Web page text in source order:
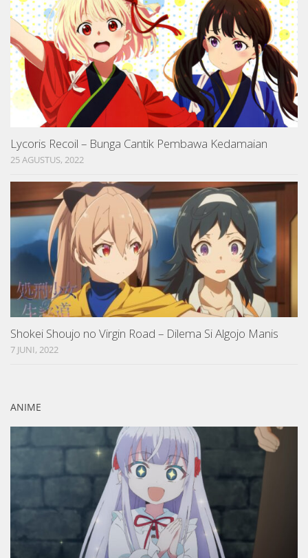
Lycoris Recoil – Bunga Cantik Pembawa Kedamaian
25 AGUSTUS, 2022
Shokei Shoujo no Virgin Road – Dilema Si Algojo Manis
7 JUNI, 2022
ANIME